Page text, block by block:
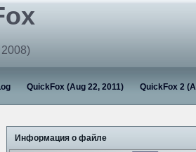
QuickFox (Aug 22, 2011) QuickFox 2
Информация о файле